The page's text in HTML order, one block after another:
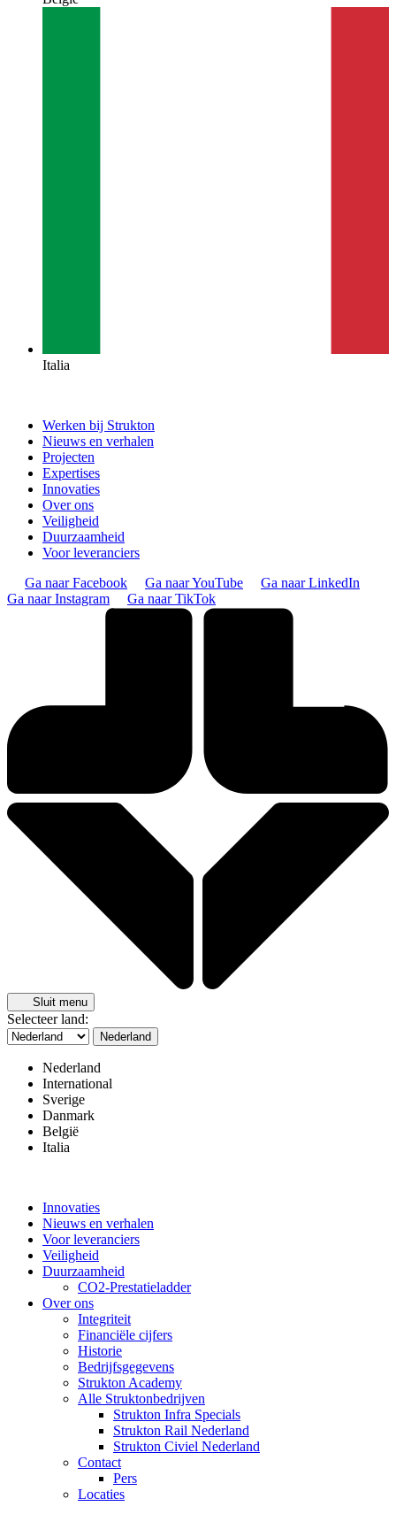
Italia
Werken bij Strukton
Nieuws en verhalen
Projecten
Expertises
Innovaties
Over ons
Veiligheid
Duurzaamheid
Voor leveranciers
Ga naar Facebook
Ga naar YouTube
Ga naar LinkedIn
Ga naar Instagram
Ga naar TikTok
Sluit menu
Selecteer land:
Nederland
Nederland
International
Sverige
Danmark
België
Italia
Innovaties
Nieuws en verhalen
Voor leveranciers
Veiligheid
Duurzaamheid
CO2-Prestatieladder
Over ons
Integriteit
Financiële cijfers
Historie
Bedrijfsgegevens
Strukton Academy
Alle Struktonbedrijven
Strukton Infra Specials
Strukton Rail Nederland
Strukton Civiel Nederland
Contact
Pers
Locaties